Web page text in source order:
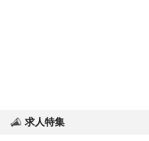
求人特集